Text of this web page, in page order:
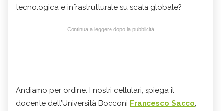
tecnologica e infrastrutturale su scala globale?
Continua a leggere dopo la pubblicità
Andiamo per ordine. I nostri cellulari, spiega il
docente dell’Università Bocconi Francesco Sacco,